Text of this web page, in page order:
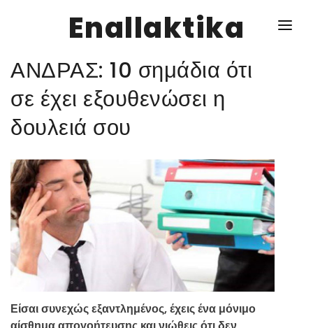
Enallaktika
NEWS
ΥΓΕΙΑ
ΔΙΑΦΟΡΑ
ΕΝΑΛΛΑΚΤΙΚΑ
ΑΥΤΑΡΚΕΙΑ
ΣΧΕΣΕΙΣ
ΚΑΛΛΙΕΡΓΕΙΕΣ
ΑΝΔΡΑΣ: 10 σημάδια ότι
σε έχει εξουθενώσει η
δουλειά σου
Είσαι συνεχώς εξαντλημένος, έχεις ένα μόνιμο